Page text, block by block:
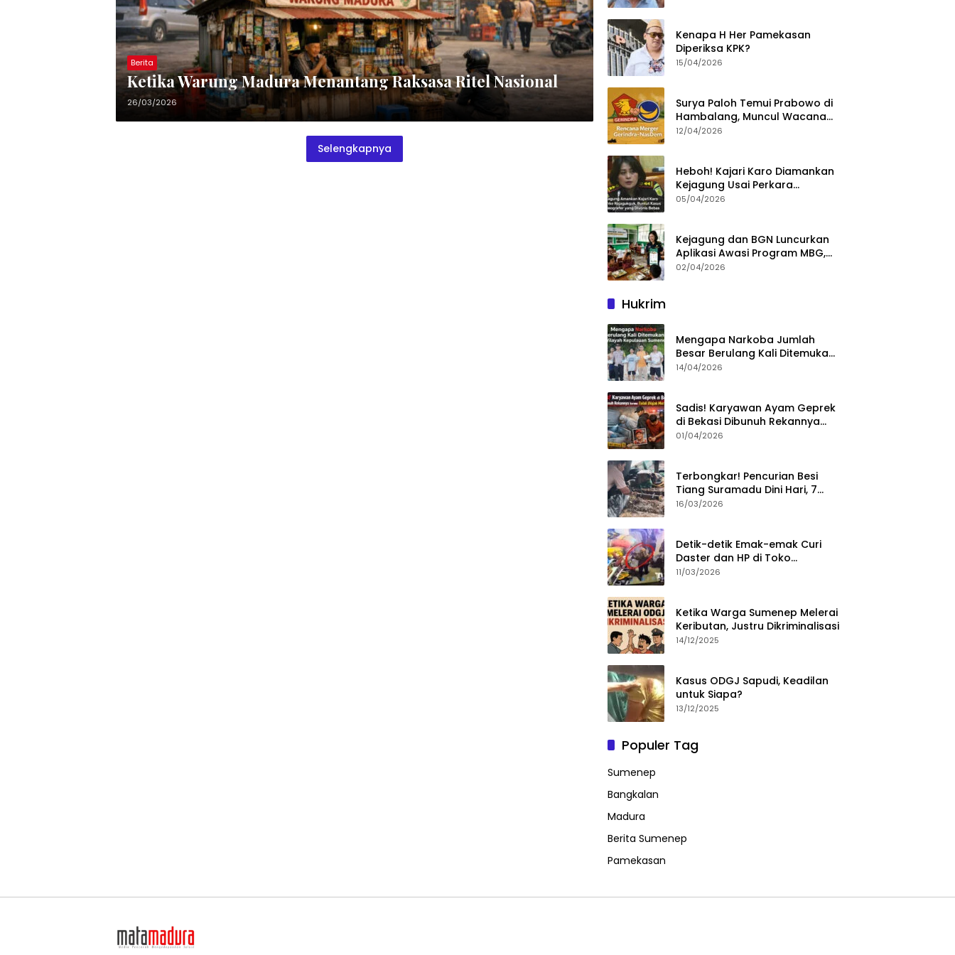
Berita
Ketika Warung Madura Menantang Raksasa Ritel Nasional
26/03/2026
Selengkapnya
Kenapa H Her Pamekasan
Diperiksa KPK?
15/04/2026
Surya Paloh Temui Prabowo di
Hambalang, Muncul Wacana
Penggabungan NasDem dan
12/04/2026
Heboh! Kajari Karo Diamankan
Kejagung Usai Perkara
Videografer Divonis Bebas
05/04/2026
Kejagung dan BGN Luncurkan
Aplikasi Awasi Program MBG,
Begini Cara Lapornya
02/04/2026
Hukrim
Mengapa Narkoba Jumlah
Besar Berulang Kali Ditemukan
di Wilayah Kepulauan
14/04/2026
Sadis! Karyawan Ayam Geprek
di Bekasi Dibunuh Rekannya
karena Tolak Diajak Merampok
01/04/2026
Terbongkar! Pencurian Besi
Tiang Suramadu Dini Hari, 7
ABK Ditangkap Polisi
16/03/2026
Detik-detik Emak-emak Curi
Daster dan HP di Toko
Sumenep, Aksi Terekam CCTV
11/03/2026
Ketika Warga Sumenep Melerai
Keributan, Justru Dikriminalisasi
14/12/2025
Kasus ODGJ Sapudi, Keadilan
untuk Siapa?
13/12/2025
Populer Tag
Sumenep
Bangkalan
Madura
Berita Sumenep
Pamekasan